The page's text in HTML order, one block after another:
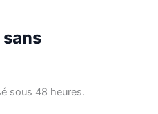
sous 48 heures.